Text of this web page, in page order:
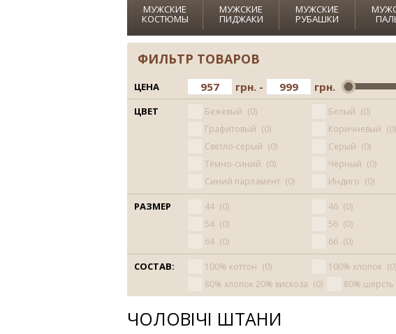
МУЖСКИЕ
КОСТЮМЫ
МУЖСКИЕ
ПИДЖАКИ
МУЖСКИЕ
РУБАШКИ
ФИЛЬТР ТОВАРОВ
ЦЕНА грн. - грн.
ЦВЕТ Бежевый 0 Белый 0
Графитовый
0 Коричневый 0
Светло-серый
0 Серый 0
Тёмно-синий
0 Чёрный 0
Синий парламент
0 Индиго 0
РАЗМЕР 44 0 46 0
54
0 56 0
64
0 66 0
СОСТАВ: 100% коттон 0 100% хлопок 0
80% хлопок 20% вискоза
0 80% шерсть
ЧОЛОВІЧІ ШТАНИ